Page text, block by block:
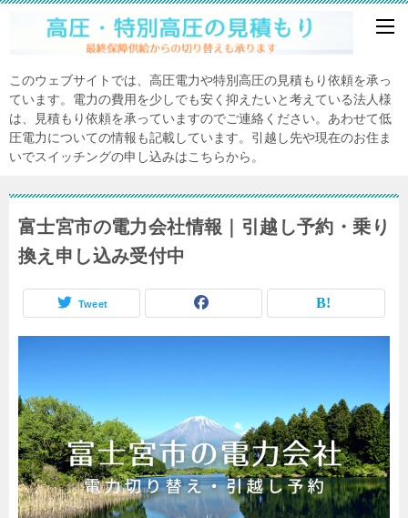
このウェブサイトでは、高圧電力や特別高圧の見積もり依頼を承っ
ています。電力の費用を少しでも安く抑えたいと考えている法人様
は、見積もり依頼を承っていますのでご連絡ください。あわせて低
圧電力についての情報も記載しています。引越し先や現在のお住ま
いでスイッチングの申し込みはこちらから。
富士宮市の電力会社情報｜引越し予約・乗り
換え申し込み受付中
Tweet